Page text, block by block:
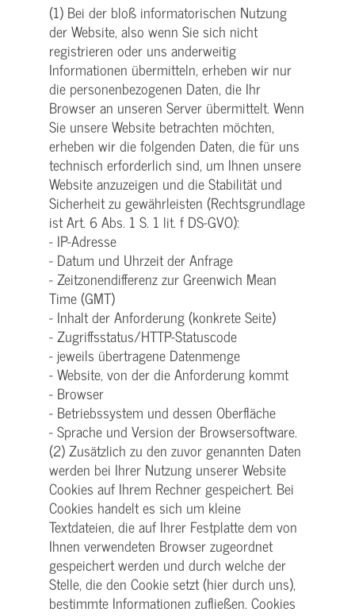
(1) Bei der bloß informatorischen Nutzung
der Website, also wenn Sie sich nicht
registrieren oder uns anderweitig
Informationen übermitteln, erheben wir nur
die personenbezogenen Daten, die Ihr
Browser an unseren Server übermittelt. Wenn
Sie unsere Website betrachten möchten,
erheben wir die folgenden Daten, die für uns
technisch erforderlich sind, um Ihnen unsere
Website anzuzeigen und die Stabilität und
Sicherheit zu gewährleisten (Rechtsgrundlage
ist Art. 6 Abs. 1 S. 1 lit. f DS-GVO):
- IP-Adresse
- Datum und Uhrzeit der Anfrage
- Zeitzonendifferenz zur Greenwich Mean
Time (GMT)
- Inhalt der Anforderung (konkrete Seite)
- Zugriffsstatus/HTTP-Statuscode
- jeweils übertragene Datenmenge
- Website, von der die Anforderung kommt
- Browser
- Betriebssystem und dessen Oberfläche
- Sprache und Version der Browsersoftware.
(2) Zusätzlich zu den zuvor genannten Daten
werden bei Ihrer Nutzung unserer Website
Cookies auf Ihrem Rechner gespeichert. Bei
Cookies handelt es sich um kleine
Textdateien, die auf Ihrer Festplatte dem von
Ihnen verwendeten Browser zugeordnet
gespeichert werden und durch welche der
Stelle, die den Cookie setzt (hier durch uns),
bestimmte Informationen zufließen. Cookies